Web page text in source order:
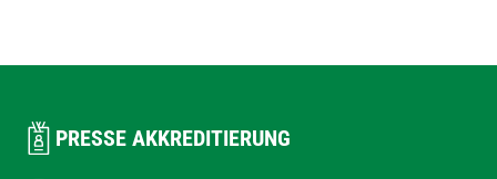
PRESSE AKKREDITIERUNG